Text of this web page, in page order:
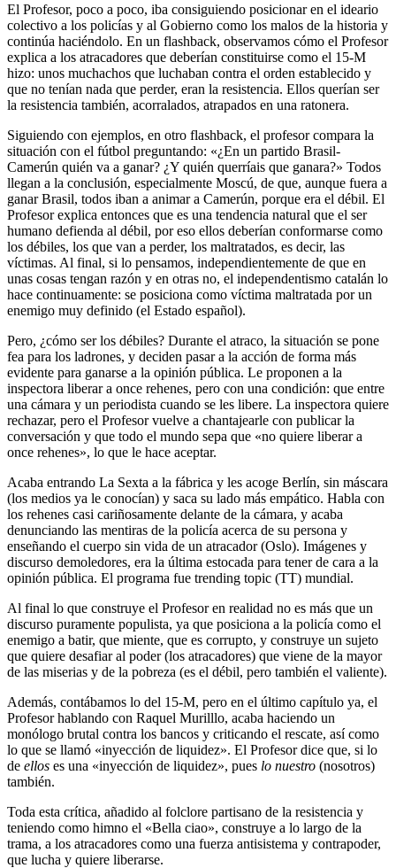
El Profesor, poco a poco, iba consiguiendo posicionar en el ideario
colectivo a los policías y al Gobierno como los malos de la historia y
continúa haciéndolo. En un flashback, observamos cómo el Profesor
explica a los atracadores que deberían constituirse como el 15-M
hizo: unos muchachos que luchaban contra el orden establecido y
que no tenían nada que perder, eran la resistencia. Ellos querían ser
la resistencia también, acorralados, atrapados en una ratonera.
Siguiendo con ejemplos, en otro flashback, el profesor compara la
situación con el fútbol preguntando: «¿En un partido Brasil-
Camerún quién va a ganar? ¿Y quién querríais que ganara?» Todos
llegan a la conclusión, especialmente Moscú, de que, aunque fuera a
ganar Brasil, todos iban a animar a Camerún, porque era el débil. El
Profesor explica entonces que es una tendencia natural que el ser
humano defienda al débil, por eso ellos deberían conformarse como
los débiles, los que van a perder, los maltratados, es decir, las
víctimas. Al final, si lo pensamos, independientemente de que en
unas cosas tengan razón y en otras no, el independentismo catalán lo
hace continuamente: se posiciona como víctima maltratada por un
enemigo muy definido (el Estado español).
Pero, ¿cómo ser los débiles? Durante el atraco, la situación se pone
fea para los ladrones, y deciden pasar a la acción de forma más
evidente para ganarse a la opinión pública. Le proponen a la
inspectora liberar a once rehenes, pero con una condición: que entre
una cámara y un periodista cuando se les libere. La inspectora quiere
rechazar, pero el Profesor vuelve a chantajearle con publicar la
conversación y que todo el mundo sepa que «no quiere liberar a
once rehenes», lo que le hace aceptar.
Acaba entrando La Sexta a la fábrica y les acoge Berlín, sin máscara
(los medios ya le conocían) y saca su lado más empático. Habla con
los rehenes casi cariñosamente delante de la cámara, y acaba
denunciando las mentiras de la policía acerca de su persona y
enseñando el cuerpo sin vida de un atracador (Oslo). Imágenes y
discurso demoledores, era la última estocada para tener de cara a la
opinión pública. El programa fue trending topic (TT) mundial.
Al final lo que construye el Profesor en realidad no es más que un
discurso puramente populista, ya que posiciona a la policía como el
enemigo a batir, que miente, que es corrupto, y construye un sujeto
que quiere desafiar al poder (los atracadores) que viene de la mayor
de las miserias y de la pobreza (es el débil, pero también el valiente).
Además, contábamos lo del 15-M, pero en el último capítulo ya, el
Profesor hablando con Raquel Murilllo, acaba haciendo un
monólogo brutal contra los bancos y criticando el rescate, así como
lo que se llamó «inyección de liquidez». El Profesor dice que, si lo
de ellos es una «inyección de liquidez», pues lo nuestro (nosotros)
también.
Toda esta crítica, añadido al folclore partisano de la resistencia y
teniendo como himno el «Bella ciao», construye a lo largo de la
trama, a los atracadores como una fuerza antisistema y contrapoder,
que lucha y quiere liberarse.